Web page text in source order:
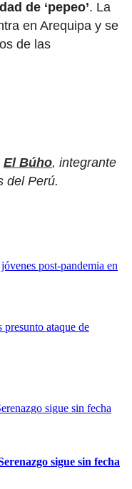
de ‘pepeo’. La
en Arequipa y se
de las
El Búho, integrante
del Perú.
post-pandemia en
ataque de
sigue sin fecha